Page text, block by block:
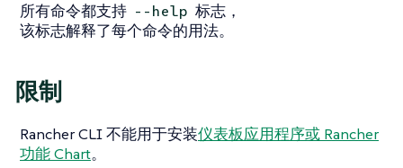
所有命令都支持 --help 标志，
该标志解释了每个命令的用法。
限制
Rancher CLI不能用于安装仪表板应用程序或 Rancher
功能 Chart。